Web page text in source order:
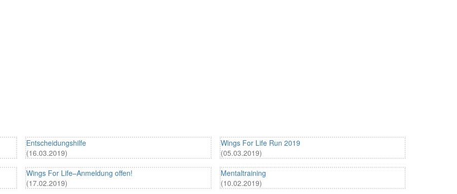
Entscheidungshilfe
(16.03.2019)
Wings For Life Run 2019
(05.03.2019)
Wings For Life–Anmeldung offen!
(17.02.2019)
Mentaltraining
(10.02.2019)